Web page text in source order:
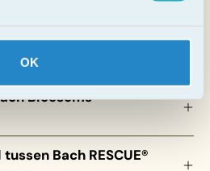
OK
dieren ook Bach
Bloesems
Bach RESCUE®